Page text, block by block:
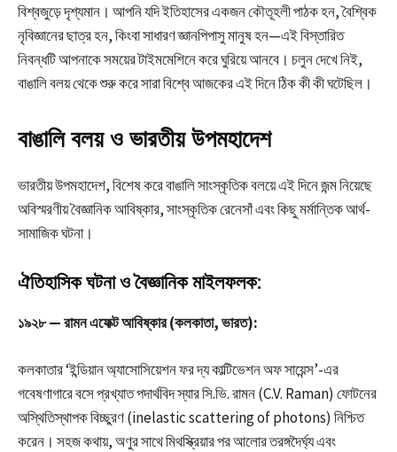
বিশ্বজুড়ে দৃশ্যমান। আপনি যদি ইতিহাসের একজন কৌতূহলী পাঠক হন, বৈশ্বিক
নৃবিজ্ঞানের ছাত্র হন, কিংবা সাধারণ জ্ঞানপিপাসু মানুষ হন—এই বিস্তারিত
নিবন্ধটি আপনাকে সময়ের টাইমমেশিনে করে ঘুরিয়ে আনবে। চলুন দেখে নিই,
বাঙালি বলয় থেকে শুরু করে সারা বিশ্বে আজকের এই দিনে ঠিক কী কী ঘটেছিল।
বাঙালি বলয় ও ভারতীয় উপমহাদেশ
ভারতীয় উপমহাদেশ, বিশেষ করে বাঙালি সাংস্কৃতিক বলয়ে এই দিনে জন্ম নিয়েছে
অবিস্মরণীয় বৈজ্ঞানিক আবিষ্কার, সাংস্কৃতিক রেনেসাঁ এবং কিছু মর্মান্তিক আর্থ-
সামাজিক ঘটনা।
ঐতিহাসিক ঘটনা ও বৈজ্ঞানিক মাইলফলক:
১৯২৮ — রামন এফেক্ট আবিষ্কার (কলকাতা, ভারত):
কলকাতার ‘ইন্ডিয়ান অ্যাসোসিয়েশন ফর দ্য কাল্টিভেশন অফ সায়েন্স’-এর
গবেষণাগারে বসে প্রখ্যাত পদার্থবিদ স্যার সি.ভি. রামন (C.V. Raman) ফোটনের
অস্থিতিস্থাপক বিচ্ছুরণ (inelastic scattering of photons) নিশ্চিত
করেন। সহজ কথায়, অণুর সাথে মিথস্ক্রিয়ার পর আলোর তরঙ্গদৈর্ঘ্য এবং